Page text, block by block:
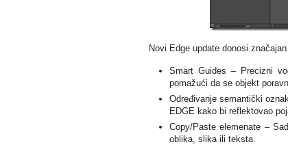
Novi Edge update donosi
Smart Guides – Precizni
pomažući da se objekt
Određivanje semantički
EDGE kako bi reflektovao
Copy/Paste elemenate –
oblika, slika ili teksta.